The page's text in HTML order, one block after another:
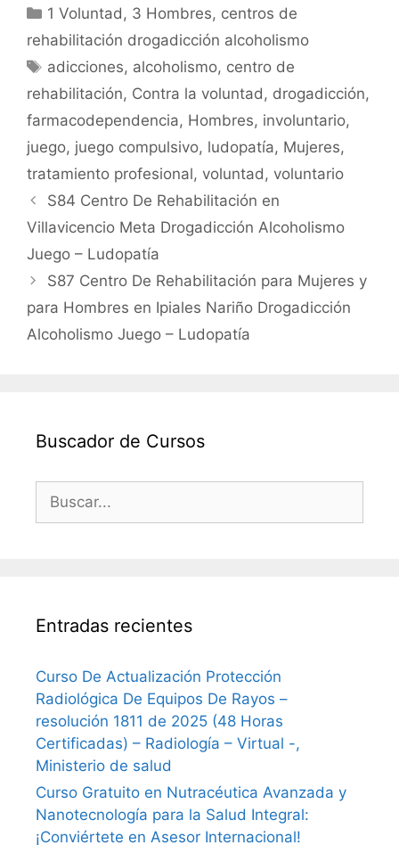
e
b
o
o
k
er l
s
A
p
p
p
ar
tir
Categorías
1 Voluntad, 3 Hombres, centros de
rehabilitación drogadicción alcoholismo
Etiquetas
adicciones, alcoholismo, centro de
rehabilitación, Contra la voluntad, drogadicción,
farmacodependencia, Hombres, involuntario,
juego, juego compulsivo, ludopatía, Mujeres,
tratamiento profesional, voluntad, voluntario
S84 Centro De Rehabilitación en
Villavicencio Meta Drogadicción Alcoholismo
Juego – Ludopatía
S87 Centro De Rehabilitación para Mujeres y
para Hombres en Ipiales Nariño Drogadicción
Alcoholismo Juego – Ludopatía
Buscador de Cursos
Buscar:
Entradas recientes
Curso De Actualización Protección
Radiológica De Equipos De Rayos –
resolución 1811 de 2025 (48 Horas
Certificadas) – Radiología – Virtual -,
Ministerio de salud
Curso Gratuito en Nutracéutica Avanzada y
Nanotecnología para la Salud Integral:
¡Conviértete en Asesor Internacional!